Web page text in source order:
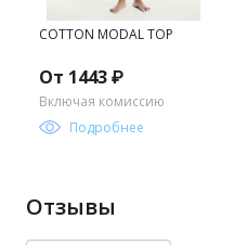
COTTON MODAL TOP
От 1443 ₽
Включая комиссию
Подробнее
Отзывы